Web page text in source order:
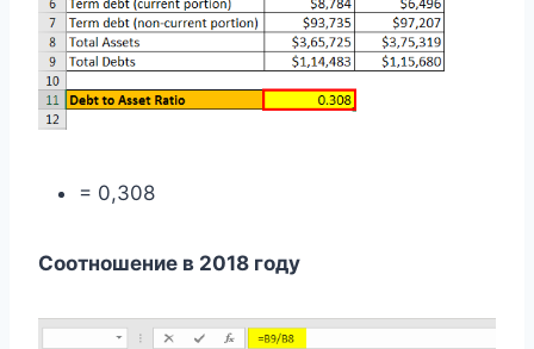
= 0,308
Соотношение в 2018 году